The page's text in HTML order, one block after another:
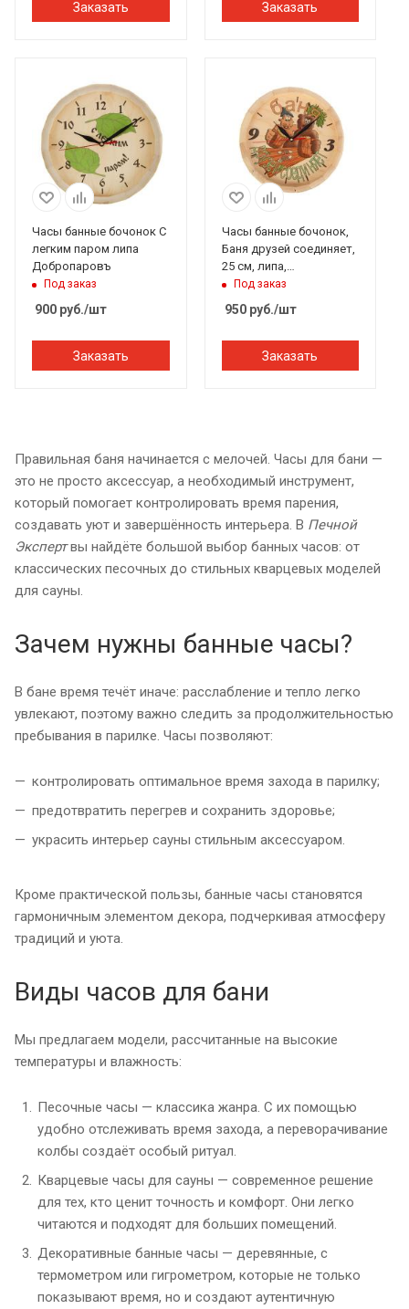
Заказать Заказать
Часы банные бочонок С
легким паром липа
Добропаровъ
Под заказ
900 руб./шт
Заказать
Часы банные бочонок,
Баня друзей соединяет,
25 см, липа,
Добропаровъ
Под заказ
950руб./шт
Заказать
Правильная баня начинается с мелочей. Часы для бани —
это не просто аксессуар, а необходимый инструмент,
который помогает контролировать время парения,
создавать уют и завершённость интерьера. В Печной
Экспертвы найдёте большой выбор банных часов: от
классических песочных до стильных кварцевых моделей
для сауны.
Зачем нужны банные часы?
В бане время течёт иначе: расслабление и тепло легко
увлекают, поэтому важно следить за продолжительностью
пребывания в парилке. Часы позволяют:
контролировать оптимальное время захода в парилку;
предотвратить перегрев и сохранить здоровье;
украсить интерьер сауны стильным аксессуаром.
Кроме практической пользы, банные часы становятся
гармоничным элементом декора, подчеркивая атмосферу
традиций и уюта.
Виды часов для бани
Мы предлагаем модели, рассчитанные на высокие
температуры и влажность:
Песочные часы — классика жанра. С их помощью
удобно отслеживать время захода, а переворачивание
колбы создаёт особый ритуал.
Кварцевые часы для сауны — современное решение
для тех, кто ценит точность и комфорт. Они легко
читаются и подходят для больших помещений.
Декоративные банные часы — деревянные, с
термометром или гигрометром, которые не только
показывают время, но и создают аутентичную